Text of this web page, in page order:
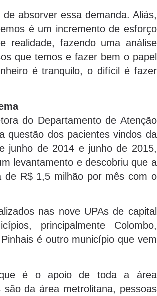
absorver essa demanda. Aliás,
é um incremento de esforço
realidade, fazendo uma análise
que temos e fazer bem o papel
é tranquilo, o difícil é fazer
do Departamento de Atenção
questão dos pacientes vindos da
junho de 2014 e junho de 2015,
levantamento e descobriu que a
de R$ 1,5 milhão por mês com o
nas nove UPAs de capital
principalmente Colombo,
é outro município que vem
que é o apoio de toda a área
da área metrolitana, pessoas